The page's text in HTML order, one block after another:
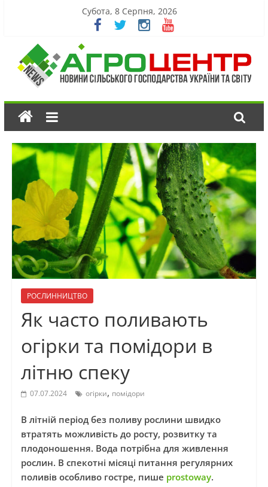
Субота, 8 Серпня, 2026
РОСЛИННИЦТВО
Як часто поливають
огірки та помідори в
літню спеку
07.07.2024 огірки, помідори
В літній період без поливу рослини швидко
втратять можливість до росту, розвитку та
плодоношення. Вода потрібна для живлення
рослин. В спекотні місяці питання регулярних
поливів особливо гостре, пише prostoway.